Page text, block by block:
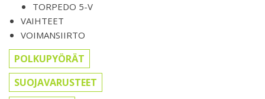
TORPEDO 5-V
VAIHTEET
VOIMANSIIRTO
POLKUPYÖRÄT
SUOJAVARUSTEET